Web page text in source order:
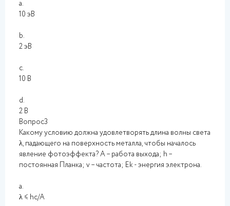
a.
10 эВ
b.
2 эВ
c.
10 В
d.
2 В
Вопрос3
Какому условию должна удовлетворять длина волны света
λ, падающего на поверхность металла, чтобы началось
явление фотоэффекта? А – работа выхода; h –
постоянная Планка; v – частота; Еk - энергия электрона.
a.
λ ≤ hc/A